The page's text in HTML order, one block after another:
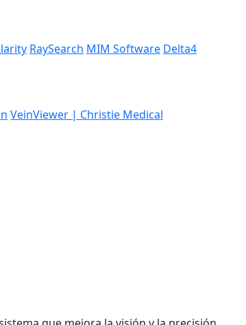
RaySearch MIM Software Delta4
VeinViewer | Christie Medical